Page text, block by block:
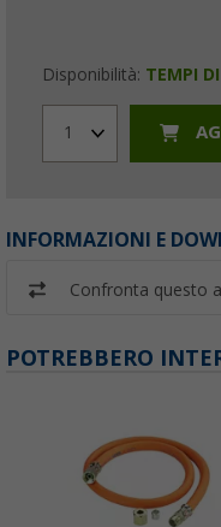
Disponibilità: TEMPI
1
INFORMAZIONI E
Confronta questo
POTREBBERO